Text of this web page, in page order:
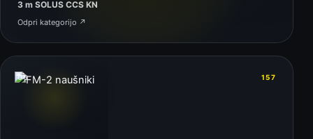
3 m SOLUS CCS KN
Odpri kategorijo ↗
06 157